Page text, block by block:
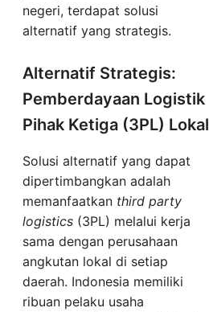
negeri, terdapat solusi
alternatif yang strategis.
Alternatif Strategis:
Pemberdayaan Logistik
Pihak Ketiga (3PL) Lokal
Solusi alternatif yang dapat
dipertimbangkan adalah
memanfaatkan third party
logistics (3PL) melalui kerja
sama dengan perusahaan
angkutan lokal di setiap
daerah. Indonesia memiliki
ribuan pelaku usaha